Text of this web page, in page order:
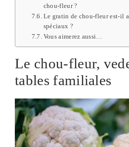
chou-fleur ?
Le gratin de chou-fleur est-il
spéciaux ?
Vous aimerez aussi…
Le chou-fleur,
tables familiales